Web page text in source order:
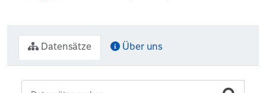
Datensätze Über uns